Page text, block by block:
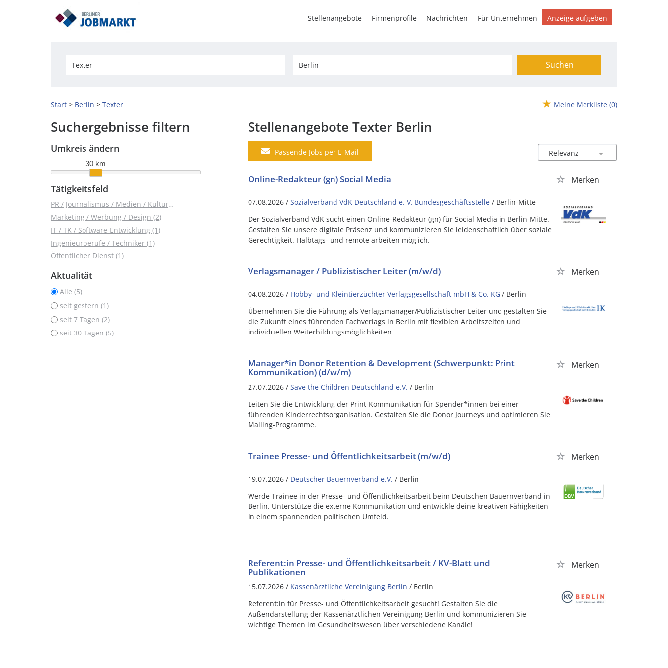
Stellenangebote Firmenprofile Nachrichten Für Unternehmen Anzeige aufgeben
Suchen
Start Berlin Texter Meine Merkliste (0)
Suchergebnisse filtern
Umkreis ändern
30 km
Tätigkeitsfeld
PR / Journalismus / Medien / Kultur (4)
Marketing / Werbung / Design (2)
IT / TK / Software-Entwicklung (1)
Ingenieurberufe / Techniker (1)
Öffentlicher Dienst (1)
Aktualität
Alle (5)
seit gestern (1)
seit 7 Tagen (2)
seit 30 Tagen (5)
Stellenangebote Texter Berlin
Passende Jobs per E-Mail
Online-Redakteur (gn) Social Media Merken
07.08.2026 / Sozialverband VdK Deutschland e. V. Bundesgeschäftsstelle / Berlin-Mitte
Der Sozialverband VdK sucht einen Online-Redakteur (gn) für Social Media in Berlin-Mitte.
Gestalten Sie unsere digitale Präsenz und kommunizieren Sie leidenschaftlich über soziale
Gerechtigkeit. Halbtags- und remote arbeiten möglich.
Verlagsmanager / Publizistischer Leiter (m/w/d) Merken
04.08.2026 / Hobby- und Kleintierzüchter Verlagsgesellschaft mbH & Co. KG / Berlin
Übernehmen Sie die Führung als Verlagsmanager/Publizistischer Leiter und gestalten Sie
die Zukunft eines führenden Fachverlags in Berlin mit flexiblen Arbeitszeiten und
individuellen Weiterbildungsmöglichkeiten.
Manager*in Donor Retention & Development (Schwerpunkt: Print
Kommunikation) (d/w/m)
Merken
27.07.2026 / Save the Children Deutschland e.V. / Berlin
Leiten Sie die Entwicklung der Print-Kommunikation für Spender*innen bei einer
führenden Kinderrechtsorganisation. Gestalten Sie die Donor Journeys und optimieren Sie
Mailing-Programme.
Trainee Presse- und Öffentlichkeitsarbeit (m/w/d) Merken
19.07.2026 / Deutscher Bauernverband e.V. / Berlin
Werde Trainee in der Presse- und Öffentlichkeitsarbeit beim Deutschen Bauernverband in
Berlin. Unterstütze die externe Kommunikation und entwickle deine kreativen Fähigkeiten
in einem spannenden politischen Umfeld.
Referent:in Presse- und Öffentlichkeitsarbeit / KV-Blatt und
Publikationen
Merken
15.07.2026 / Kassenärztliche Vereinigung Berlin / Berlin
Referent:in für Presse- und Öffentlichkeitsarbeit gesucht! Gestalten Sie die
Außendarstellung der Kassenärztlichen Vereinigung Berlin und kommunizieren Sie
wichtige Themen im Gesundheitswesen über verschiedene Kanäle!